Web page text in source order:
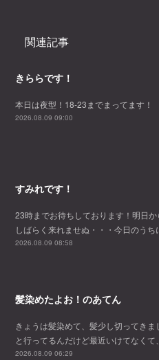
関連記事
きららです！
本日は夜型！18-23までまってます！
2026.08.09 09:00
すみれです！
23時までお待ちしております！明日
しばらく来れませぬ・・・今日のうち
2026.08.09 08:58
髪染めたよお！のあてん
きょうは髪染めて、髪少し切ってき
と行ってるんだけど最近いけてなく
2026.08.09 06:29